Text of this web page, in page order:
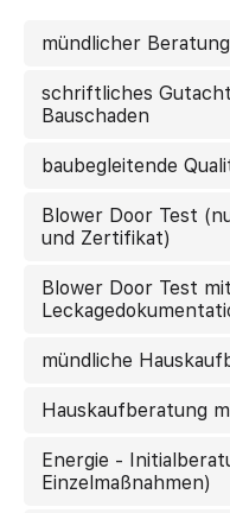
mündlicher
schriftliches
Bauschaden
baubegleitende
Blower Door Test
und Zertifikat)
Blower Door Test mit
mündliche
Hauskaufberatung
Energie -
Einzelmaßnahmen)